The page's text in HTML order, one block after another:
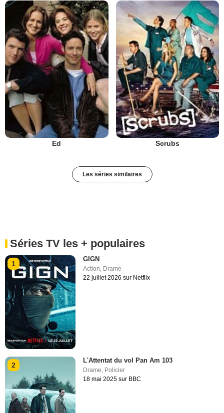
Ed Scrubs
Les séries similaires
Séries TV les + populaires
1
GIGN
Action, Drame
22 juillet 2026 sur Netflix
2
L'Attentat du vol Pan Am 103
Drame, Policier
18 mai 2025 sur BBC